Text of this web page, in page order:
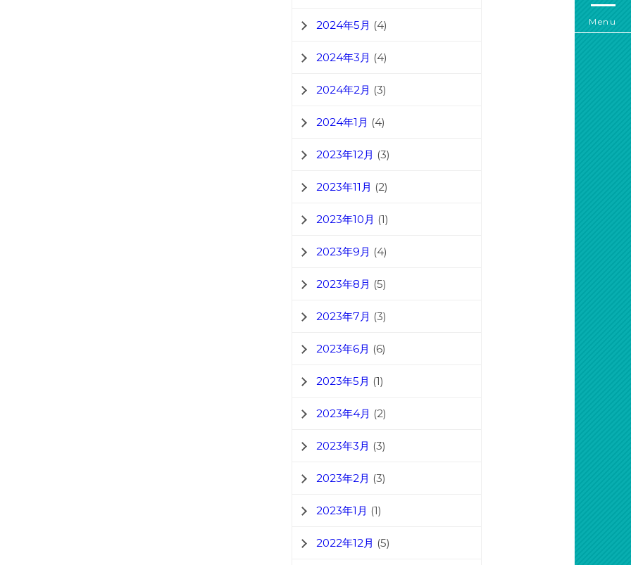
Menu
2024年5月 (4)
2024年3月 (4)
2024年2月 (3)
2024年1月 (4)
2023年12月 (3)
2023年11月 (2)
2023年10月 (1)
2023年9月 (4)
2023年8月 (5)
2023年7月 (3)
2023年6月 (6)
2023年5月 (1)
2023年4月 (2)
2023年3月 (3)
2023年2月 (3)
2023年1月 (1)
2022年12月 (5)